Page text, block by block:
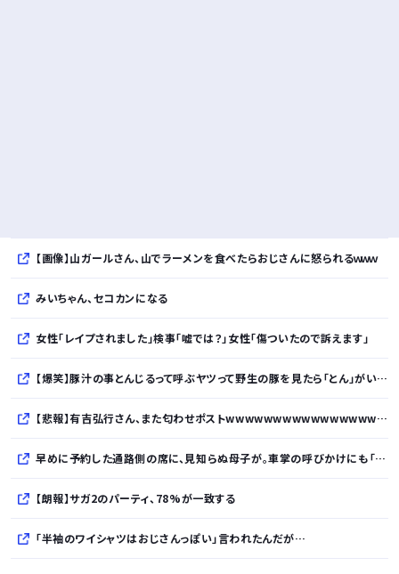
【画像】山ガールさん、山でラーメンを食べたらおじさんに怒られるｗｗｗ
みいちゃん、セコカンになる
女性「レイプされました」検事「嘘では？」女性「傷ついたので訴えます」
【爆笑】豚汁の事とんじるって呼ぶヤツって野生の豚を見たら「とん」がいるって言うの？ｗｗｗｗｗｗｗｗｗｗ
【悲報】有吉弘行さん、また匂わせポストwwwwwwwwwwwwwwwwwwwwwwwwwww
早めに予約した通路側の席に、見知らぬ母子が。車掌の呼びかけにも「目を閉じて無視」して居座られました。無理やり奪われた席は、結局“やったもん勝ち”になっ...
【朗報】サガ2のパーティ、78%が一致する
「半袖のワイシャツはおじさんっぽい」言われたんだが…